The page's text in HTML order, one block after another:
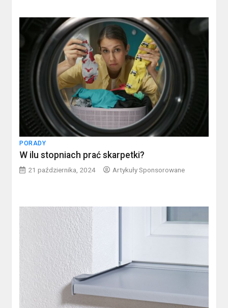
PORADY
W ilu stopniach prać skarpetki?
21 października, 2024 Artykuły Sponsorowane